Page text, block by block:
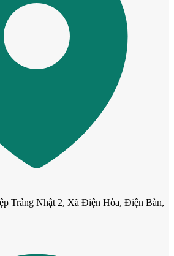
Trảng Nhật 2, Xã Điện Hòa, Điện Bàn,